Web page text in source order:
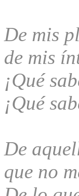
De mis
de mis
¡Qué
¡Qué
De
que no